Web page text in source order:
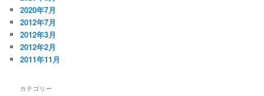
2020年7月
2012年7月
2012年3月
2012年2月
2011年11月
カテゴリー